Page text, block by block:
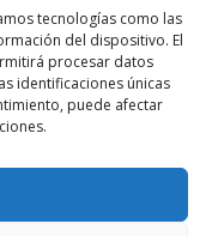
tecnologías como las
del dispositivo. El
procesar datos
identificaciones únicas
puede afectar